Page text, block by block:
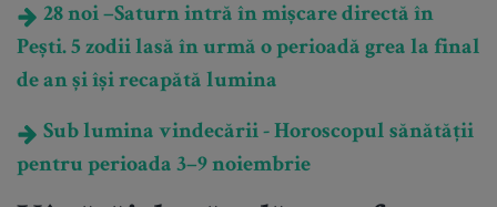
28 noi –Saturn intră în mișcare directă în
Pești. 5 zodii lasă în urmă o perioadă grea la final
de an și își recapătă lumina
Sub lumina vindecării - Horoscopul sănătății
pentru perioada 3–9 noiembrie